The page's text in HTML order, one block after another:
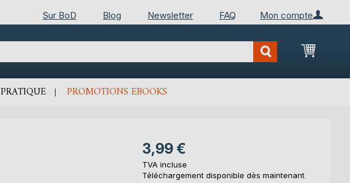
Mon compte
Sur BoD Blog Newsletter FAQ
Mon
PRATIQUE PROMOTIONS EBOOKS
3,99 €
TVA incluse
Téléchargement disponible dès maintenant